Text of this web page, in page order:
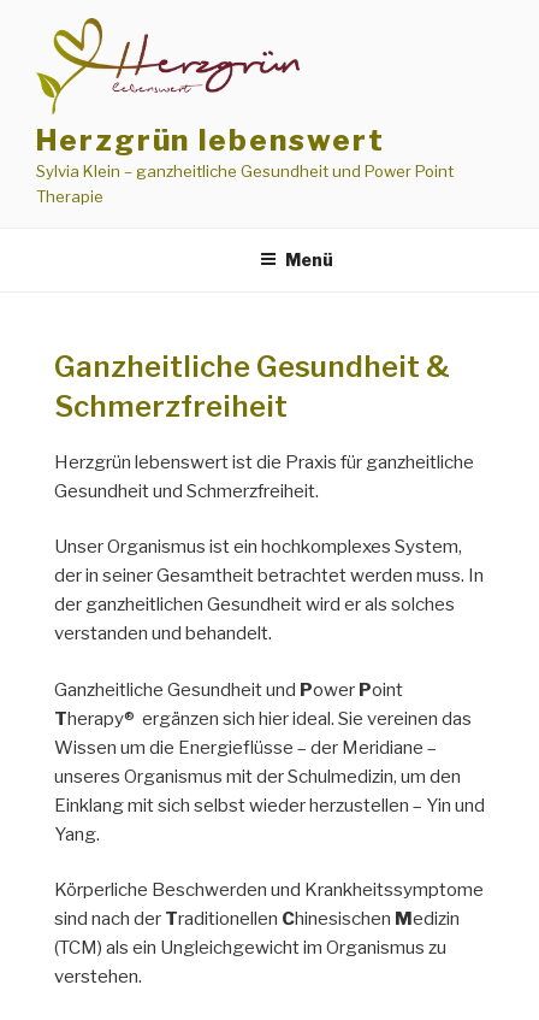
springen
Herzgrün lebenswert
Sylvia Klein – ganzheitliche Gesundheit und Power Point
Therapie
Menü
Ganzheitliche Gesundheit &
Schmerzfreiheit
Herzgrün lebenswert ist die Praxis für ganzheitliche
Gesundheit und Schmerzfreiheit.
Unser Organismus ist ein hochkomplexes System,
der in seiner Gesamtheit betrachtet werden muss. In
der ganzheitlichen Gesundheit wird er als solches
verstanden und behandelt.
Ganzheitliche Gesundheit und Power Point
Therapy® ergänzen sich hier ideal. Sie vereinen das
Wissen um die Energieflüsse – der Meridiane –
unseres Organismus mit der Schulmedizin, um den
Einklang mit sich selbst wieder herzustellen – Yin und
Yang.
Körperliche Beschwerden und Krankheitssymptome
sind nach der Traditionellen Chinesischen M edizin
(TCM) als ein Ungleichgewicht im Organismus zu
verstehen.